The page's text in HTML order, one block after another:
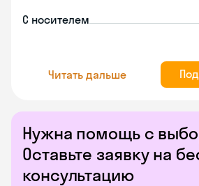
Нужна помощь с
Оставьте заявку на
консультацию
С носителем
Читать дальше